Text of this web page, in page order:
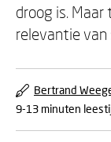
droog is.
relevantie
Bertrand
9-13 minuten